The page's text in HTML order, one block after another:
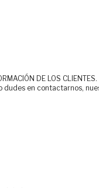
DE LOS
en contactarnos,